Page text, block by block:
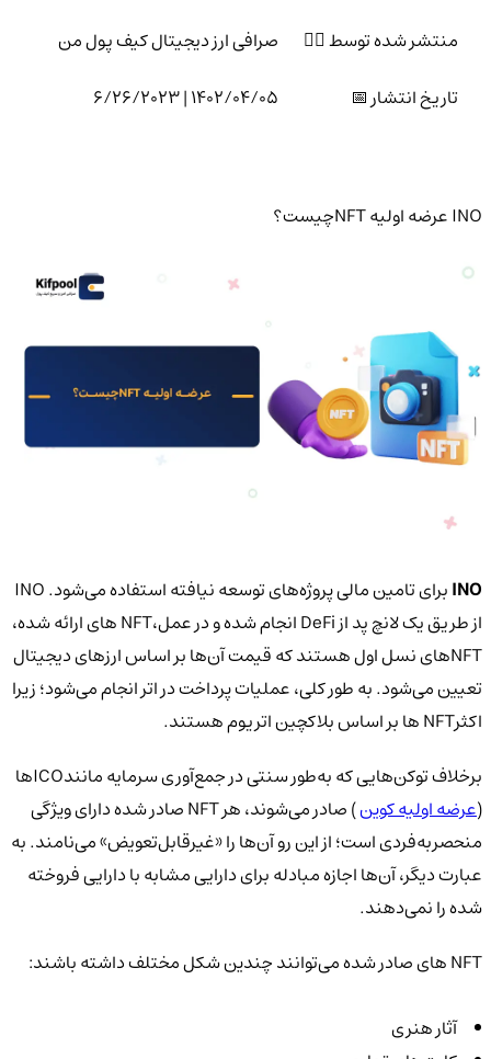
منتشر شده توسط 🙍‍♂️
صرافی ارز دیجیتال کیف پول من
تاریخ انتشار 📅
1402/04/05 | 6/26/2023
INO عرضه اولیه NFTچیست؟
INO
برای تامین مالی پروژه‌های توسعه نیافته استفاده می‌شود. INO
از طریق یک لانچ پد از DeFi انجام شده و در عمل،NFT های ارائه شده،
NFTهای نسل اول هستند که قیمت آن‌ها بر اساس ارزهای دیجیتال
تعیین می‌شود. به طور کلی، عملیات پرداخت در اتر انجام می‌شود؛ زیرا
اکثرNFT ها بر اساس بلاکچین اتریوم هستند.
برخلاف توکن‌هایی که به‌طور سنتی در جمع‌آوری سرمایه مانندICOها
عرضه اولیه کوین
) صادر می‌شوند، هر NFT صادر شده دارای ویژگی
منحصربه‌فردی است؛ از این رو آن‌ها را «غیرقابل‌تعویض» می‌نامند. به
عبارت دیگر، آن‌ها اجازه مبادله برای دارایی مشابه با دارایی فروخته
شده را نمی‌دهند.
NFT های صادر شده می‌توانند چندین شکل مختلف داشته باشند:
آثار هنری